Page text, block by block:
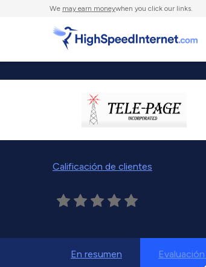
We may earn moneywhen you click our links.
Calificación de clientes
En resumen